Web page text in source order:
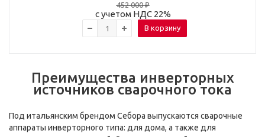
452 000₽
с учетом НДС 22%
В корзину
Преимущества инверторных
источников сварочного тока
Под итальянским брендом Себора выпускаются сварочные
аппараты инверторного типа: для дома, а также для